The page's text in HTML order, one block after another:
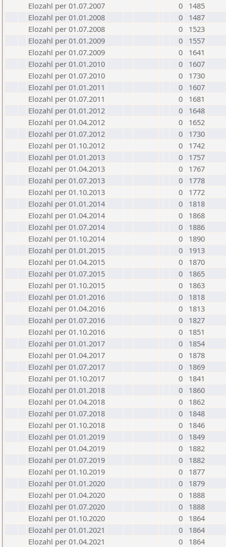
Elozahl per 01.07.2007
0
1485
Elozahl per 01.01.2008
0
1487
Elozahl per 01.07.2008
0
1523
Elozahl per 01.01.2009
0
1557
Elozahl per 01.07.2009
0
1641
Elozahl per 01.01.2010
0
1607
Elozahl per 01.07.2010
0
1730
Elozahl per 01.01.2011
0
1607
Elozahl per 01.07.2011
0
1681
Elozahl per 01.01.2012
0
1648
Elozahl per 01.04.2012
0
1652
Elozahl per 01.07.2012
0
1730
Elozahl per 01.10.2012
0
1742
Elozahl per 01.01.2013
0
1757
Elozahl per 01.04.2013
0
1767
Elozahl per 01.07.2013
0
1778
Elozahl per 01.10.2013
0
1772
Elozahl per 01.01.2014
0
1818
Elozahl per 01.04.2014
0
1868
Elozahl per 01.07.2014
0
1886
Elozahl per 01.10.2014
0
1890
Elozahl per 01.01.2015
0
1913
Elozahl per 01.04.2015
0
1870
Elozahl per 01.07.2015
0
1865
Elozahl per 01.10.2015
0
1863
Elozahl per 01.01.2016
0
1818
Elozahl per 01.04.2016
0
1813
Elozahl per 01.07.2016
0
1827
Elozahl per 01.10.2016
0
1851
Elozahl per 01.01.2017
0
1854
Elozahl per 01.04.2017
0
1878
Elozahl per 01.07.2017
0
1869
Elozahl per 01.10.2017
0
1841
Elozahl per 01.01.2018
0
1860
Elozahl per 01.04.2018
0
1862
Elozahl per 01.07.2018
0
1848
Elozahl per 01.10.2018
0
1846
Elozahl per 01.01.2019
0
1849
Elozahl per 01.04.2019
0
1882
Elozahl per 01.07.2019
0
1882
Elozahl per 01.10.2019
0
1877
Elozahl per 01.01.2020
0
1879
Elozahl per 01.04.2020
0
1888
Elozahl per 01.07.2020
0
1888
Elozahl per 01.10.2020
0
1864
Elozahl per 01.01.2021
0
1864
Elozahl per 01.04.2021
0
1864